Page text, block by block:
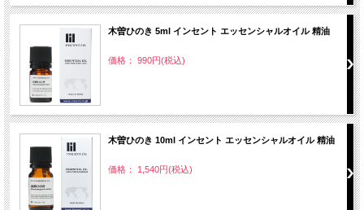
木曽ひのき 5ml インセント エッセンシャルオイル 精油
価格： 990円(税込)
木曽ひのき 10ml インセント エッセンシャルオイル 精油
価格： 1,540円(税込)